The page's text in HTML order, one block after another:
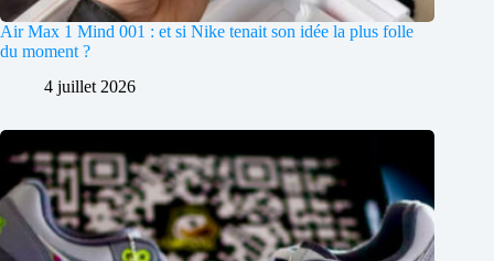
Air Max 1 Mind 001 : et si Nike tenait son idée la plus folle
du moment ?
4 juillet 2026